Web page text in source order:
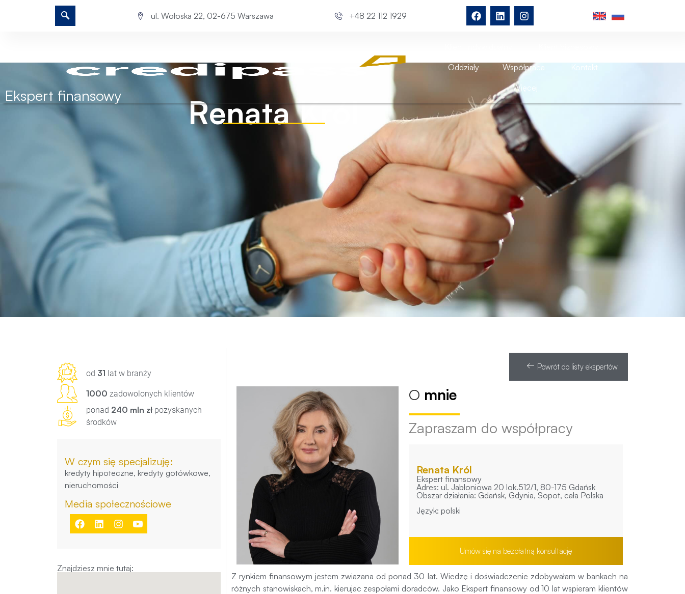
ul. Wołoska 22, 02-675 Warszawa +48 22 112 1929
Oddziały
Współpraca
Kontakt
Więcej
Ekspert finansowy Renata Król
od 31 lat w branży
1000 zadowolonych klientów
ponad 240 mln zł pozyskanych
środków
W czym się specjalizuję:
kredyty hipoteczne, kredyty gotówkowe,
nieruchomości
Media społecznościowe
Znajdziesz mnie tutaj:
Powrót do listy ekspertów
O mnie
Zapraszam do współpracy
Renata Król
Ekspert finansowy
Adres: ul. Jabłoniowa 20 lok.512/1, 80-175 Gdańsk
Obszar działania: Gdańsk, Gdynia, Sopot, cała Polska
Język: polski
Umów się na bezpłatną konsultację
Z rynkiem finansowym jestem związana od ponad 30 lat. Wiedzę i doświadczenie zdobywałam w bankach na
różnych stanowiskach, m.in. kierując zespołami doradców. Jako Ekspert finansowy od 10 lat wspieram klientów